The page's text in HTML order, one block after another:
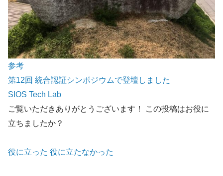
参考
第12回 統合認証シンポジウムで登壇しました
SIOS Tech Lab
ご覧いただきありがとうございます！
この投稿はお役に
立ちましたか？
役に立った 役に立たなかった